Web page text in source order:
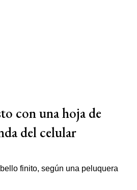
con una hoja de
del celular